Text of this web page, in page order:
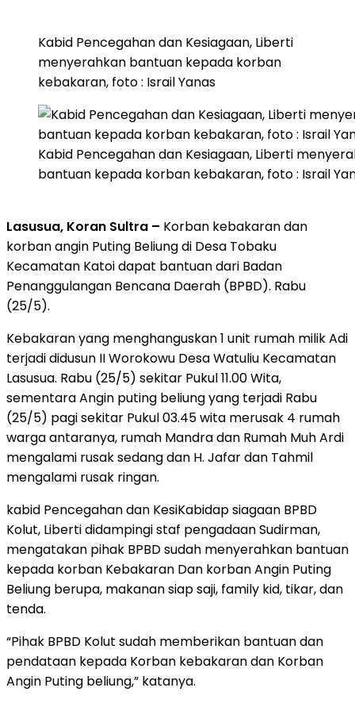
Kabid Pencegahan dan Kesiagaan, Liberti
menyerahkan bantuan kepada korban
kebakaran, foto : Israil Yanas
Kabid Pencegahan dan Kesiagaan, Liberti
bantuan kepada korban kebakaran, foto : Israil
Lasusua, Koran Sultra – Korban kebakaran dan
korban angin Puting Beliung di Desa Tobaku
Kecamatan Katoi dapat bantuan dari Badan
Penanggulangan Bencana Daerah (BPBD). Rabu
(25/5).
Kebakaran yang menghanguskan 1 unit rumah milik Adi
terjadi didusun II Worokowu Desa Watuliu Kecamatan
Lasusua. Rabu (25/5) sekitar Pukul 11.00 Wita,
sementara Angin puting beliung yang terjadi Rabu
(25/5) pagi sekitar Pukul 03.45 wita merusak 4 rumah
warga antaranya, rumah Mandra dan Rumah Muh Ardi
mengalami rusak sedang dan H. Jafar dan Tahmil
mengalami rusak ringan.
kabid Pencegahan dan KesiKabidap siagaan BPBD
Kolut, Liberti didampingi staf pengadaan Sudirman,
mengatakan pihak BPBD sudah menyerahkan bantuan
kepada korban Kebakaran Dan korban Angin Puting
Beliung berupa, makanan siap saji, family kid, tikar, dan
tenda.
“Pihak BPBD Kolut sudah memberikan bantuan dan
pendataan kepada Korban kebakaran dan Korban
Angin Puting beliung,” katanya.